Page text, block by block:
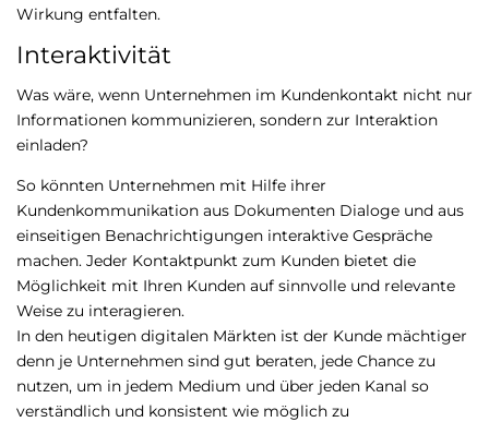
Wirkung entfalten.
Interaktivität
Was wäre, wenn Unternehmen im Kundenkontakt nicht nur
Informationen kommunizieren, sondern zur Interaktion
einladen?
So könnten Unternehmen mit Hilfe ihrer
Kundenkommunikation aus Dokumenten Dialoge und aus
einseitigen Benachrichtigungen interaktive Gespräche
machen. Jeder Kontaktpunkt zum Kunden bietet die
Möglichkeit mit Ihren Kunden auf sinnvolle und relevante
Weise zu interagieren.
In den heutigen digitalen Märkten ist der Kunde mächtiger
denn je Unternehmen sind gut beraten, jede Chance zu
nutzen, um in jedem Medium und über jeden Kanal so
verständlich und konsistent wie möglich zu